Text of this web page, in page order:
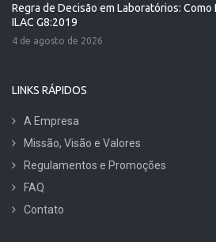
Regra de Decisão em Laboratórios:
ILAC G8:2019
4 de agosto de 2026
LINKS RÁPIDOS
A Empresa
Missão, Visão e Valores
Regulamentos e Promoções
FAQ
Contato